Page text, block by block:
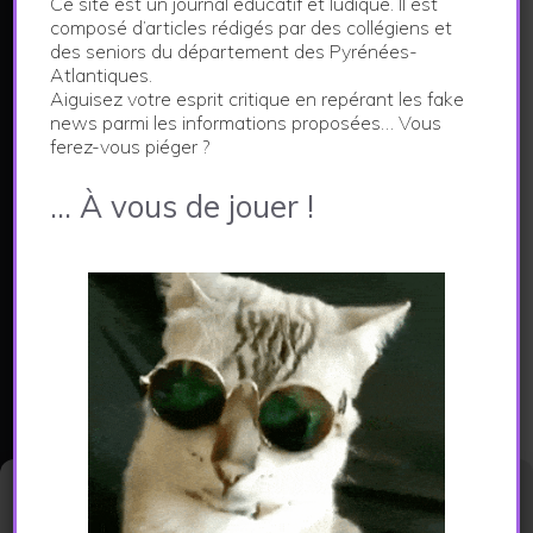
Gérer le consentement aux
cookies
LE JOURNAL DES FAKE NEWS
Ce site constitue le support d'un projet pédagogique
visant à aiguiser l'esprit critique.
Les articles publiés dans ce journal sont créés par
Atlantiques à l'issue d'un parcours de médiation
En savoir plus...
CATEGORIES
Environnement
composé d’articles rédigés par des collégiens et
des seniors du département des Pyrénées-
Atlantiques.
Aiguisez votre esprit critique en repérant les fake
news parmi les informations proposées… Vous
ferez-vous piéger ?
… À vous de jouer !